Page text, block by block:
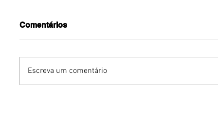
Comentários
Escreva um comentário